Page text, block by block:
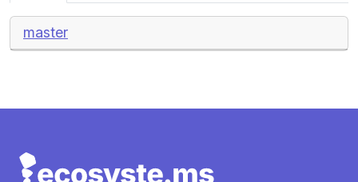
master